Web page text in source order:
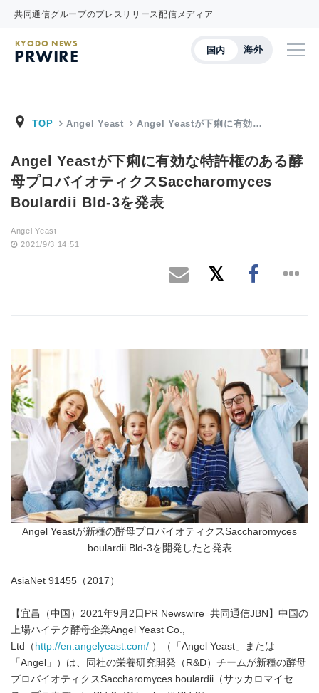
共同通信グループのプレスリリース配信メディア
国内 海外
KYODO NEWS
PRWIRE
TOP Angel Yeast Angel Yeastが下痢に有効…
Angel Yeastが下痢に有効な特許権のある酵
母プロバイオティクスSaccharomyces
Boulardii Bld-3を発表
Angel Yeast
2021/9/3 14:51
Angel Yeastが新種の酵母プロバイオティクスSaccharomyces
boulardii Bld-3を開発したと発表
AsiaNet 91455（2017）
【宜昌（中国）2021年9月2日PR Newswire=共同通信JBN】中国の
上場ハイテク酵母企業Angel Yeast Co.,
Ltd（ http://en.angelyeast.com/ ）（「Angel Yeast」または
「Angel」）は、同社の栄養研究開発（R&D）チームが新種の酵母
プロバイオティクスSaccharomyces boulardii（サッカロマイセ